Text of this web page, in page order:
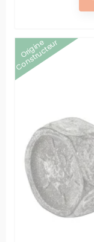
Origine
Constructeur